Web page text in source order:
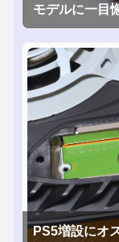
モデルに一目
PS5増設にオ